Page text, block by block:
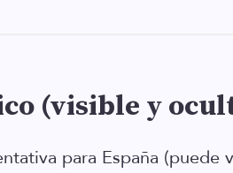
(visible y
para España (puede